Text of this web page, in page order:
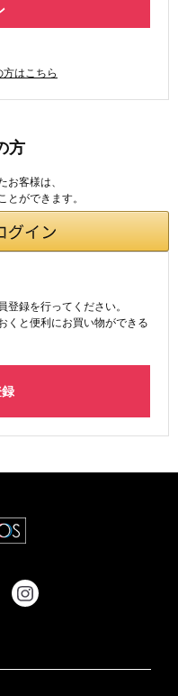
はこちら
方
客様は、
ができます。
録を行ってください。
くと便利にお買い物ができる